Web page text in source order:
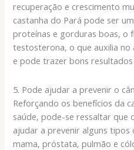
recuperação e crescimento
castanha do Pará pode ser
proteínas e gorduras boas, o
testosterona, o que auxilia no
e pode trazer bons
5. Pode ajudar a prevenir o
Reforçando os benefícios da
saúde, pode-se ressaltar que
ajudar a prevenir alguns tipos
mama, próstata, pulmão e